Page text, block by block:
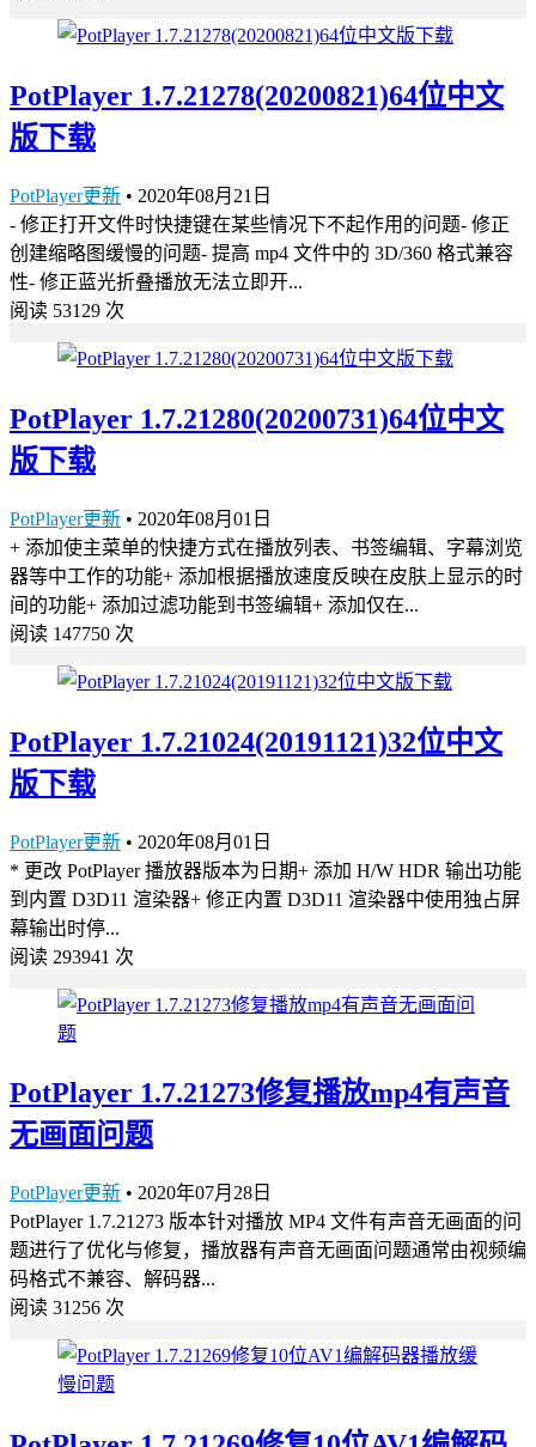
PotPlayer 1.7.21278(20200821)64位中文
版下载
PotPlayer更新 • 2020年08月21日
- 修正打开文件时快捷键在某些情况下不起作用的问题- 修正
创建缩略图缓慢的问题- 提高 mp4 文件中的 3D/360 格式兼容
性- 修正蓝光折叠播放无法立即开...
阅读 53129 次
PotPlayer 1.7.21280(20200731)64位中文
版下载
PotPlayer更新 • 2020年08月01日
+ 添加使主菜单的快捷方式在播放列表、书签编辑、字幕浏览
器等中工作的功能+ 添加根据播放速度反映在皮肤上显示的时
间的功能+ 添加过滤功能到书签编辑+ 添加仅在...
阅读 147750 次
PotPlayer 1.7.21024(20191121)32位中文
版下载
PotPlayer更新 • 2020年08月01日
* 更改 PotPlayer 播放器版本为日期+ 添加 H/W HDR 输出功能
到内置 D3D11 渲染器+ 修正内置 D3D11 渲染器中使用独占屏
幕输出时停...
阅读 293941 次
PotPlayer 1.7.21273修复播放mp4有声音
无画面问题
PotPlayer更新 • 2020年07月28日
PotPlayer 1.7.21273 版本针对‌播放 MP4 文件有声音无画面‌的问
题进行了优化与修复，播放器有声音无画面问题通常由视频编
码格式不兼容、解码器...
阅读 31256 次